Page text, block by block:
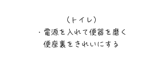
（トイレ）
・電源を入れて便器を磨く
便座裏をきれいにする